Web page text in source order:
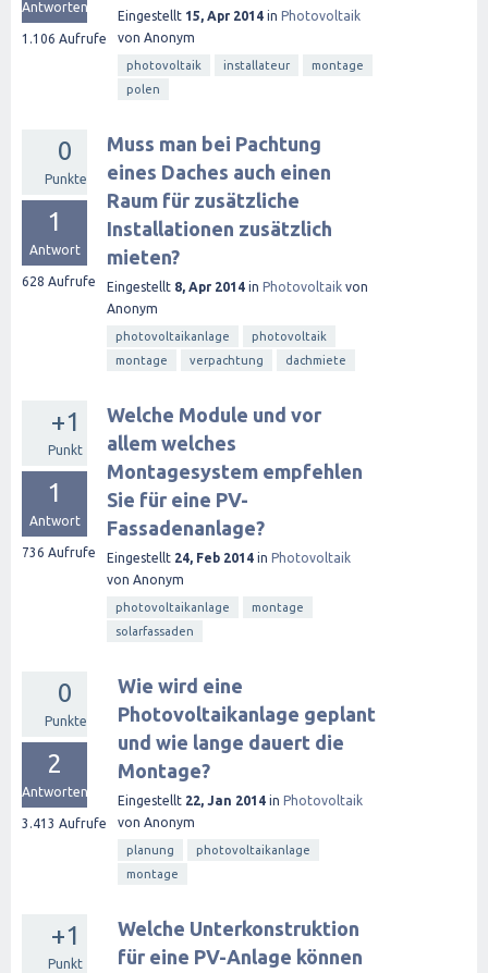
Antworten
1.106 Aufrufe
Eingestellt 15, Apr 2014 in Photovoltaik
von Anonym
photovoltaik installateur
montage
polen
0
Punkte
1
Antwort
628 Aufrufe
Muss man bei Pachtung
eines Daches auch einen
Raum für zusätzliche
Installationen zusätzlich
mieten?
Eingestellt 8, Apr 2014 in Photovoltaik von
Anonym
photovoltaikanlage
photovoltaik
montage
verpachtung dachmiete
+1
Punkt
1
Antwort
736 Aufrufe
Welche Module und vor
allem welches
Montagesystem empfehlen
Sie für eine PV-
Fassadenanlage?
Eingestellt 24, Feb 2014 in Photovoltaik
von Anonym
photovoltaikanlage
montage
solarfassaden
0
Punkte
2
Antworten
3.413 Aufrufe
Wie wird eine
Photovoltaikanlage geplant
und wie lange dauert die
Montage?
Eingestellt 22, Jan 2014 in Photovoltaik
von Anonym
planung
photovoltaikanlage
montage
+1
Punkt
Welche Unterkonstruktion
für eine PV-Anlage können